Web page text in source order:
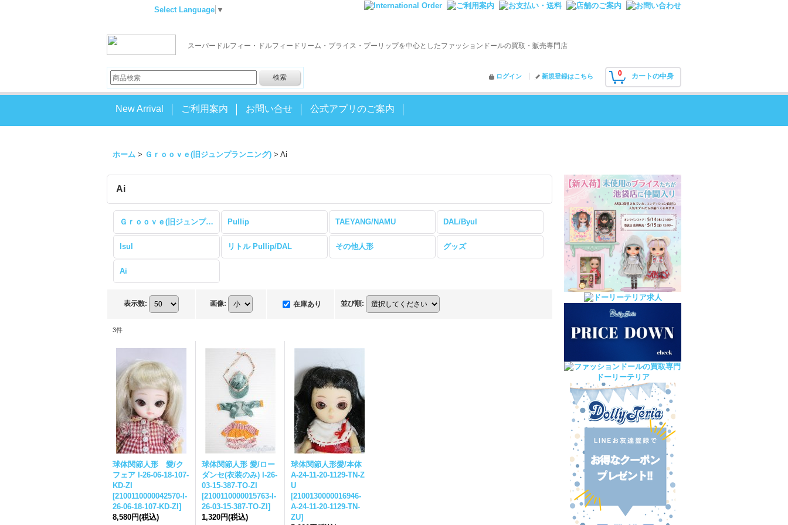
Select Language ▼
スーパードルフィー・ドルフィードリーム・ブライス・プーリップを中心としたファッションドールの買取・販売専門店
0 カートの中身
ログイン 新規登録はこちら
New Arrival ご利用案内 お問い合せ 公式アプリのご案内
ホーム > Ｇｒｏｏｖｅ(旧ジュンプランニング) > Ai
Ai
Ｇｒｏｏｖｅ(旧ジュンプランニング) (全商品) Pullip TAEYANG/NAMU DAL/Byul
Isul リトル Pullip/DAL その他人形 グッズ
Ai
表示数: 画像: 在庫あり 並び順:
3件
球体関節人形 愛/ク
フェア I-26-06-18-107-
KD-ZI
[2100110000042570-I-
26-06-18-107-KD-ZI ]
8,580円(税込)
球体関節人形 愛/ロー
ダンセ(衣装のみ) I-26-
03-15-387-TO-ZI
[2100110000015763-I-
26-03-15-387-TO-ZI ]
1,320円(税込)
球体関節人形愛/本体
A-24-11-20-1129-TN-Z
U
[2100130000016946-
A-24-11-20-1129-TN-
ZU]